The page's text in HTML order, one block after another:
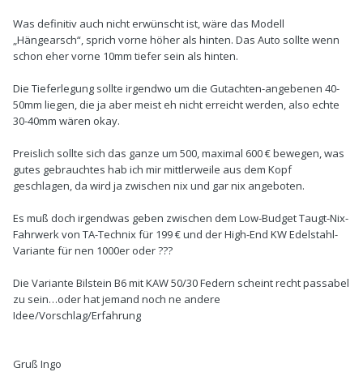
Was definitiv auch nicht erwünscht ist, wäre das Modell
„Hängearsch“, sprich vorne höher als hinten. Das Auto sollte wenn
schon eher vorne 10mm tiefer sein als hinten.
Die Tieferlegung sollte irgendwo um die Gutachten-angebenen 40-
50mm liegen, die ja aber meist eh nicht erreicht werden, also echte
30-40mm wären okay.
Preislich sollte sich das ganze um 500, maximal 600 € bewegen, was
gutes gebrauchtes hab ich mir mittlerweile aus dem Kopf
geschlagen, da wird ja zwischen nix und gar nix angeboten.
Es muß doch irgendwas geben zwischen dem Low-Budget Taugt-Nix-
Fahrwerk von TA-Technix für 199 € und der High-End KW Edelstahl-
Variante für nen 1000er oder ???
Die Variante Bilstein B6 mit KAW 50/30 Federn scheint recht passabel
zu sein…oder hat jemand noch ne andere
Idee/Vorschlag/Erfahrung
Gruß Ingo